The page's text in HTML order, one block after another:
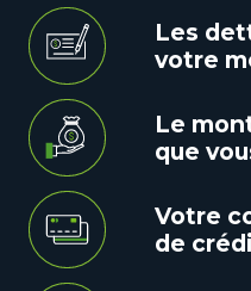
Les
votre
Le
que
Votre
de